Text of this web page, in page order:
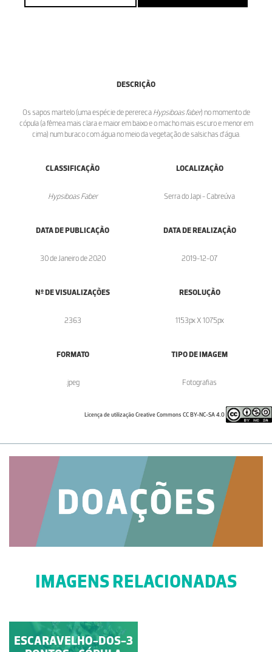
DESCRIÇÃO
Os sapos martelo (uma espécie de perereca Hypsiboas faber) no momento de
cópula (a fêmea mais clara e maior em baixo e o macho mais escuro e menor em
cima) num buraco com água no meio da vegetação de salsichas d'água.
CLASSIFICAÇÃO
Hypsiboas Faber
LOCALIZAÇÃO
Serra do Japi - Cabreúva
DATA DE PUBLICAÇÃO
30 de Janeiro de 2020
DATA DE REALIZAÇÃO
2019-12-07
Nº DE VISUALIZAÇÕES
2363
RESOLUÇÃO
1153px X 1075px
FORMATO
.jpeg
TIPO DE IMAGEM
Fotografias
Licença de utilização Creative Commons CC BY-NC-SA 4.0
IMAGENS RELACIONADAS
HERMAFRODITISMO
ESCARAVELHO-DOS-3